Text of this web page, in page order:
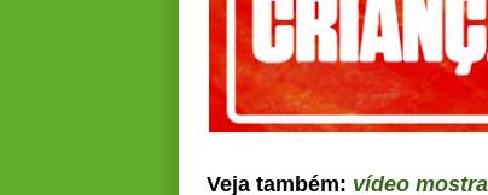
Veja também: vídeo